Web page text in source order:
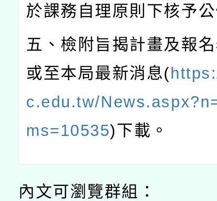
於課務自理原則下核予
五、檢附旨揭計畫及報
或至本局最新消息(
c.edu.tw/
ms=10535)下載。
內文可瀏覽群組：